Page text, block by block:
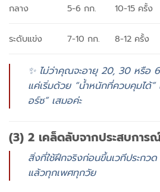
กลาง 5-6 กก. 10-15 ครั้ง
ระดับแข่ง
7-10 กก. 8-12 ครั้ง
✨ ไม่ว่าคุณจะอายุ 20, 30 หรือ
แค่เริ่มด้วย “น้ำหนักที่ควบคุมได้
อร์ซ” เสมอค่ะ
(3) 2 เคล็ดลับจากประสบกา
สิ่งที่ใช้ฝึกจริงก่อนขึ้นเวทีประกว
แล้วทุกเพศทุกวัย